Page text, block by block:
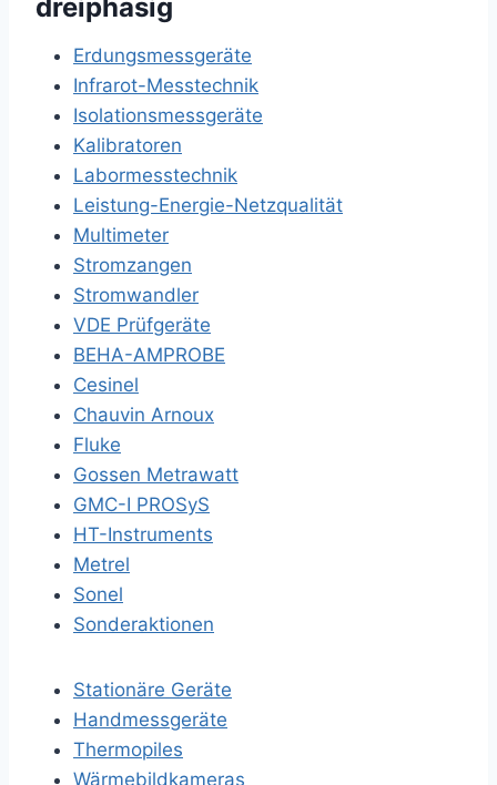
dreiphasig
Erdungsmessgeräte
Infrarot-Messtechnik
Isolationsmessgeräte
Kalibratoren
Labormesstechnik
Leistung-Energie-Netzqualität
Multimeter
Stromzangen
Stromwandler
VDE Prüfgeräte
BEHA-AMPROBE
Cesinel
Chauvin Arnoux
Fluke
Gossen Metrawatt
GMC-I PROSyS
HT-Instruments
Metrel
Sonel
Sonderaktionen
Stationäre Geräte
Handmessgeräte
Thermopiles
Wärmebildkameras